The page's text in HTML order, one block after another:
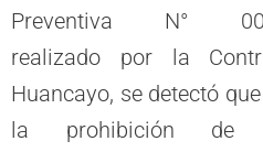
Preventiva N°
realizado por la
Huancayo, se detectó
la prohibición de